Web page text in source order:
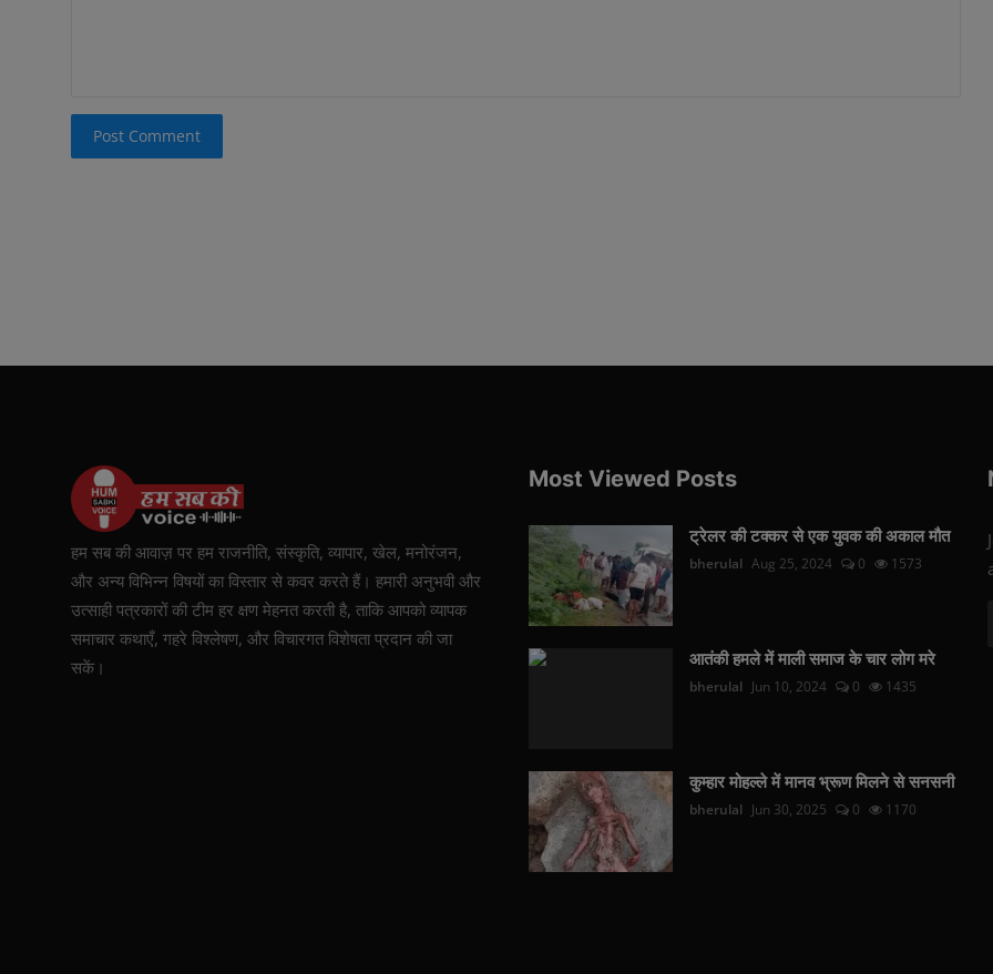
Post Comment
हम सब की आवाज़ पर हम राजनीति, संस्कृति, व्यापार, खेल, मनोरंजन,
और अन्य विभिन्न विषयों का विस्तार से कवर करते हैं। हमारी अनुभवी और
उत्साही पत्रकारों की टीम हर क्षण मेहनत करती है, ताकि आपको व्यापक
समाचार कथाएँ, गहरे विश्लेषण, और विचारगत विशेषता प्रदान की जा
सकें।
Most Viewed Posts
ट्रेलर की टक्कर से एक युवक की अकाल मौत
bherulal Aug 25, 2024 0 1573
आतंकी हमले में माली समाज के चार लोग मरे
bherulal Jun 10, 2024 0 1435
कुम्हार मोहल्ले में मानव भ्रूण मिलने से सनसनी
bherulal Jun 30, 2025 0 1170